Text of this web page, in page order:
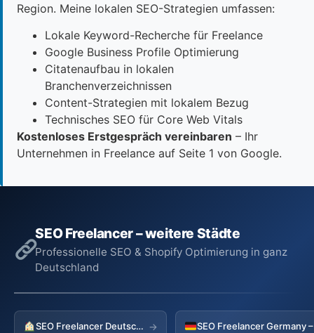
Region. Meine lokalen SEO-Strategien umfassen:
Lokale Keyword-Recherche für Freelance
Google Business Profile Optimierung
Citatenaufbau in lokalen
Branchenverzeichnissen
Content-Strategien mit lokalem Bezug
Technisches SEO für Core Web Vitals
Kostenloses Erstgespräch vereinbaren – Ihr
Unternehmen in Freelance auf Seite 1 von Google.
SEO Freelancer – weitere Städte
Professionelle SEO & Shopify Optimierung in ganz
Deutschland
SEO Freelancer Deutschland →